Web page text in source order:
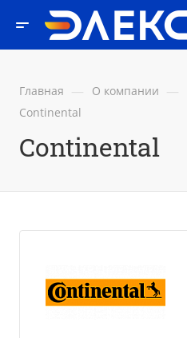
Главная — О компании —
Continental
Continental